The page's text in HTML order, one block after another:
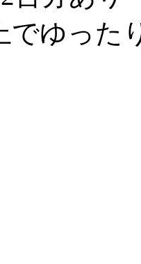
でゆった